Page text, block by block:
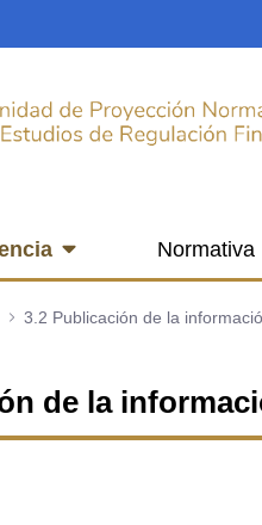
Normativa
3.2 Publicación de la
de la